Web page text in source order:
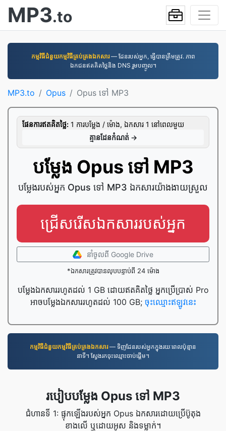
MP3.to
កម្មវិធី​ជំនួយ​កម្មវិធី​គ្រប់គ្រង​ឯកសារ— ដែនរបស់អ្នក, ធ្វើបានត្រឹមត្រូវ. ភាព
ឯកជនឥតគិតថ្លៃនិង DNS រួមបញ្ចូល។
MP3.to Opus Opus ទៅ MP3
ផែនការ​ឥត​គិត​ថ្លៃ: 1 ការ​បម្លែង / ម៉ោង, ឯកសារ 1 នៅ​ពេល​មួយ
គ្មាន​ដែន​កំណត់ →
បម្លែង Opus ទៅ MP3
បម្លែងរបស់អ្នក Opus ទៅ MP3 ឯកសារយ៉ាងងាយស្រួល
ជ្រើសរើសឯកសាររបស់អ្នក
នាំចូល​ពី Google Drive
*ឯកសារត្រូវបានលុបបន្ទាប់ពី 24 ម៉ោង
បម្លែងឯកសាររហូតដល់ 1 GB ដោយឥតគិតថ្លៃ អ្នកប្រើប្រាស់ Pro
អាចបម្លែងឯកសាររហូតដល់ 100 GB; ចុះឈ្មោះឥឡូវនេះ
កម្មវិធី​ជំនួយ​កម្មវិធី​គ្រប់គ្រង​ឯកសារ— ទិញដែនរបស់អ្នកក្នុងរយៈពេលប៉ុន្មាន
នាទី។ ស្វែងរកចុះឈ្មោះចាប់ផ្តើម។
របៀបបម្លែង Opus ទៅ MP3
ជំហានទី 1: ផ្ទុកឡើងរបស់អ្នក Opus ឯកសារដោយប្រើប៊ូតុង
ខាងលើ ឬដោយអូស និងទម្លាក់។